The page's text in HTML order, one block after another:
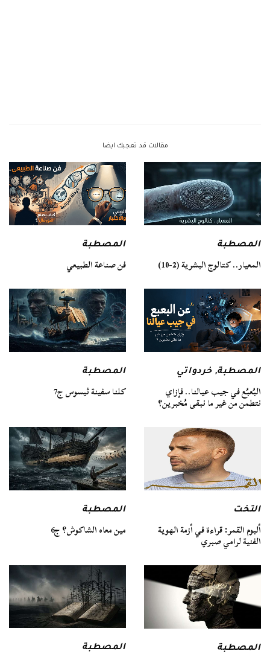
مقالات قد تعجبك ايضا
المصطبة
المعيار.. كتالوج البشرية (2-10)
المصطبة
فن صناعة الطبيعي
المصطبة,خردواتي
البُعبُع في جيب عيالنا.. فإزاي
نتطمن من غير ما نبقى مُخبرين؟
المصطبة
كلنا سفينة ثيسوس ج7
التخت
ألبوم القمر: قراءة في أزمة الهوية
الفنية لرامي صبري
المصطبة
مين معاه الشاكوش؟ ج6
المصطبة المصطبة